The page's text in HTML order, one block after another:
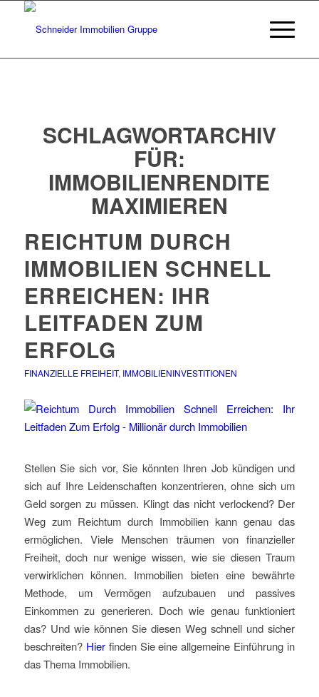
SCHLAGWORTARCHIV
FÜR:
IMMOBILIENRENDITE
MAXIMIEREN
REICHTUM DURCH
IMMOBILIEN SCHNELL
ERREICHEN: IHR
LEITFADEN ZUM
ERFOLG
FINANZIELLE FREIHEIT, IMMOBILIENINVESTITIONEN
Stellen Sie sich vor, Sie könnten Ihren Job kündigen und
sich auf Ihre Leidenschaften konzentrieren, ohne sich um
Geld sorgen zu müssen. Klingt das nicht verlockend? Der
Weg zum Reichtum durch Immobilien kann genau das
ermöglichen. Viele Menschen träumen von finanzieller
Freiheit, doch nur wenige wissen, wie sie diesen Traum
verwirklichen können. Immobilien bieten eine bewährte
Methode, um Vermögen aufzubauen und passives
Einkommen zu generieren. Doch wie genau funktioniert
das? Und wie können Sie diesen Weg schnell und sicher
beschreiten? Hierfinden Sie eine allgemeine Einführung in
das Thema Immobilien.